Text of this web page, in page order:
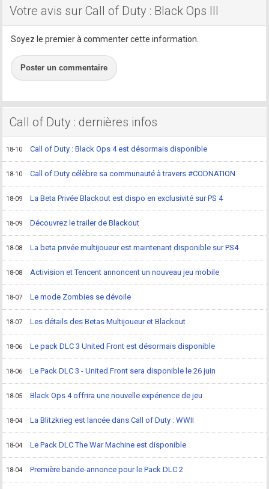
Votre avis sur Call of Duty : Black Ops III
Soyez le premier à commenter cette information.
Poster un commentaire
Call of Duty : dernières infos
18-10 Call of Duty : Black Ops 4 est désormais disponible
18-10 Call of Duty célèbre sa communauté à travers #CODNATION
18-09 La Beta Privée Blackout est dispo en exclusivité sur PS 4
18-09 Découvrez le trailer de Blackout
18-08 La beta privée multijoueur est maintenant disponible sur PS4
18-08 Activision et Tencent annoncent un nouveau jeu mobile
18-07 Le mode Zombies se dévoile
18-07 Les détails des Betas Multijoueur et Blackout
18-06 Le pack DLC 3 United Front est désormais disponible
18-06 Le Pack DLC 3 - United Front sera disponible le 26 juin
18-05 Black Ops 4 offrira une nouvelle expérience de jeu
18-04 La Blitzkrieg est lancée dans Call of Duty : WWII
18-04 Le Pack DLC The War Machine est disponible
18-04 Première bande-annonce pour le Pack DLC 2